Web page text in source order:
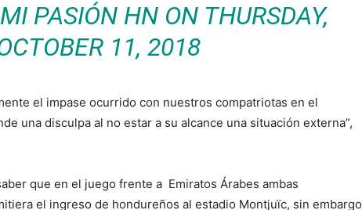
MI PASIÓN HN ON THURSDAY,
11, 2018
el impase ocurrido con nuestros compatriotas en el
una disculpa al no estar a su alcance una situación externa”,
que en el juego frente a Emiratos Árabes ambas
el ingreso de hondureños al estadio Montjuïc, sin embargo